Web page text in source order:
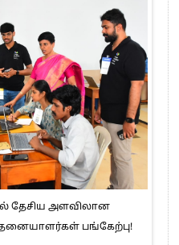
தேசிய அளவிலான
பங்கேற்பு!